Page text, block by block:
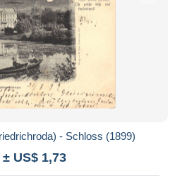
- Schloss (1899)
± US$ 1,73